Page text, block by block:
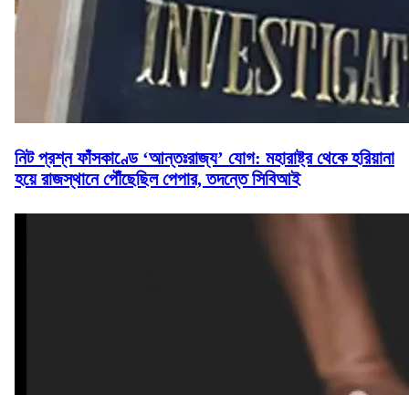
নিট প্রশ্ন ফাঁসকাণ্ডে ‘আন্তঃরাজ্য’ যোগ: মহারাষ্ট্র থেকে হরিয়ানা
হয়ে রাজস্থানে পৌঁছেছিল পেপার, তদন্তে সিবিআই